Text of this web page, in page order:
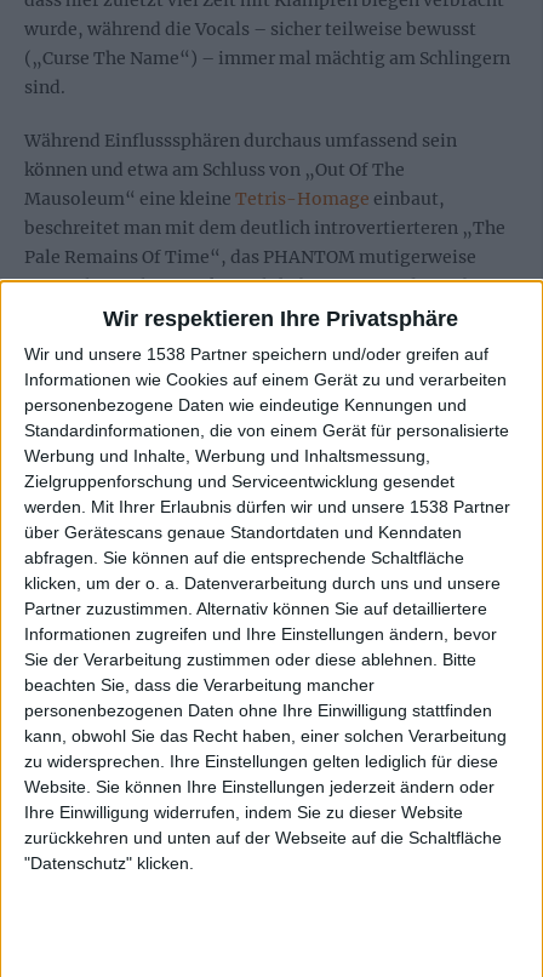
Wir respektieren Ihre Privatsphäre
Wir und unsere 1538 Partner speichern und/oder greifen auf
Informationen wie Cookies auf einem Gerät zu und verarbeiten
personenbezogene Daten wie eindeutige Kennungen und
Standardinformationen, die von einem Gerät für personalisierte
Werbung und Inhalte, Werbung und Inhaltsmessung,
Zielgruppenforschung und Serviceentwicklung gesendet
werden.
Mit Ihrer Erlaubnis dürfen wir und unsere 1538 Partner
über Gerätescans genaue Standortdaten und Kenndaten
abfragen. Sie können auf die entsprechende Schaltfläche
klicken, um der o. a. Datenverarbeitung durch uns und unsere
Partner zuzustimmen. Alternativ können Sie auf detailliertere
Informationen zugreifen und Ihre Einstellungen ändern, bevor
Sie der Verarbeitung zustimmen oder diese ablehnen.
Bitte
beachten Sie, dass die Verarbeitung mancher
personenbezogenen Daten ohne Ihre Einwilligung stattfinden
kann, obwohl Sie das Recht haben, einer solchen Verarbeitung
zu widersprechen. Ihre Einstellungen gelten lediglich für diese
Website. Sie können Ihre Einstellungen jederzeit ändern oder
Ihre Einwilligung widerrufen, indem Sie zu dieser Website
zurückkehren und unten auf der Webseite auf die Schaltfläche
"Datenschutz" klicken.
wurde, während die Vocals – sicher teilweise bewusst
(„Curse The Name“) – immer mal mächtig am Schlingern
sind.
Während Einflusssphären durchaus umfassend sein
können und etwa am Schluss von „Out Of The
Mausoleum“ eine kleine Tetris-Homage einbaut,
beschreitet man mit dem deutlich introvertierteren „The
Pale Remains Of Time“, das PHANTOM mutigerweise
sogar als Single ausgekoppelt haben, ganz andere, aber
spannende Wege. Zusammenfassend bleibt dennoch ein
gutklassiges Album mit prominenten Gitarrenläufen und
Soli, dem vielleicht noch ein klein wenig mehr Fokus gut
getan hätte.
Zur Startseite
20.06.2026